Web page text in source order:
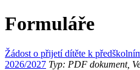
Formuláře
Žádost o přijetí dítěte k
2026/2027 Typ: PDF dokument,